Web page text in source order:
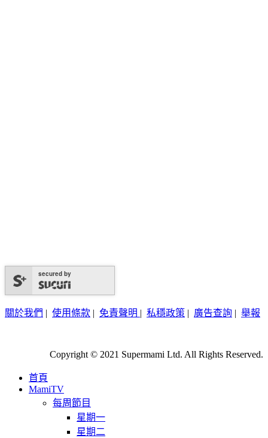
secured by
關於我們 使用條款 免責聲明 私穩政策 廣告查詢 舉報
Copyright © 2021 Supermami Ltd. All Rights Reserved.
首頁
MamiTV
每周節目
星期一
星期二